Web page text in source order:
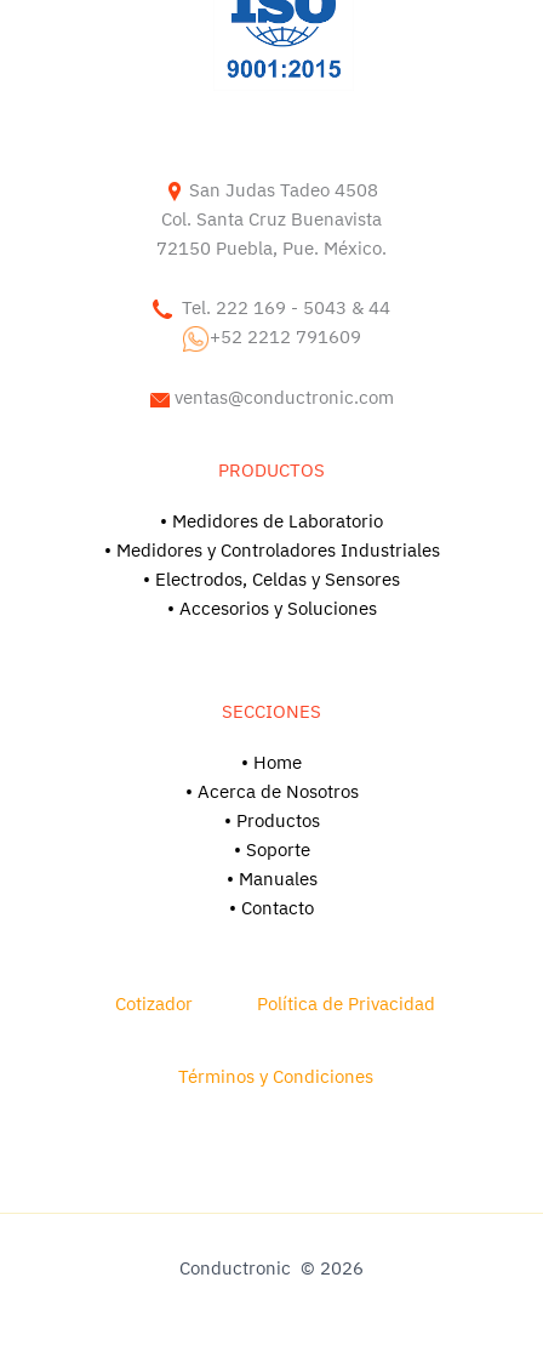
San Judas Tadeo 4508
Col. Santa Cruz Buenavista
72150 Puebla, Pue. México.
Tel. 222 169 - 5043 & 44
+52 2212 791609
ventas@conductronic.com
PRODUCTOS
• Medidores de Laboratorio
• Medidores y Controladores Industriales
• Electrodos, Celdas y Sensores
• Accesorios y Soluciones
SECCIONES
• Home
• Acerca de Nosotros
• Productos
• Soporte
• Manuales
• Contacto
Cotizador Política de Privacidad
Términos y Condiciones
Conductronic © 2026